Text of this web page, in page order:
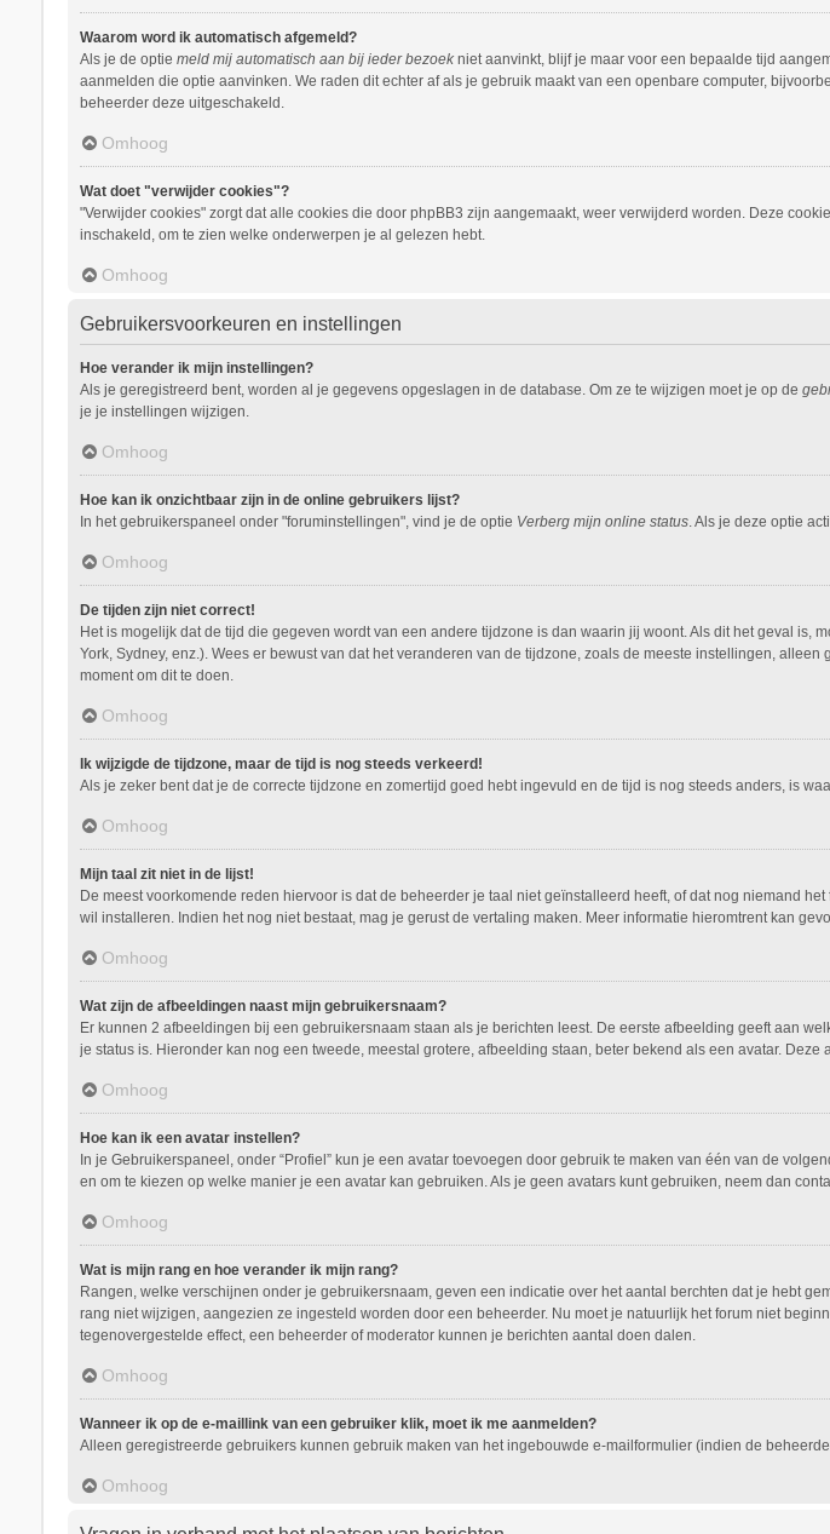
Waarom word ik automatisch afgemeld?
Als je de optie meld mij automatisch aan bij ieder bezoekniet aanvinkt, blijf je maar voor een bepaalde tijd
aanmelden die optie aanvinken. We raden dit echter af als je gebruik maakt van een openbare computer,
beheerder deze uitgeschakeld.
Omhoog
Wat doet "verwijder cookies"?
"Verwijder cookies" zorgt dat alle cookies die door phpBB3 zijn aangemaakt, weer verwijderd worden. Deze
inschakeld, om te zien welke onderwerpen je al gelezen hebt.
Omhoog
Gebruikersvoorkeuren en instellingen
Hoe verander ik mijn instellingen?
Als je geregistreerd bent, worden al je gegevens opgeslagen in de database. Om ze te wijzigen moet je op de
je je instellingen wijzigen.
Omhoog
Hoe kan ik onzichtbaar zijn in de online gebruikers lijst?
In het gebruikerspaneel onder "foruminstellingen", vind je de optie Verberg mijn online status. Als je deze optie
Omhoog
De tijden zijn niet correct!
Het is mogelijk dat de tijd die gegeven wordt van een andere tijdzone is dan waarin jij woont. Als dit het geval
York, Sydney, enz.). Wees er bewust van dat het veranderen van de tijdzone, zoals de meeste instellingen,
moment om dit te doen.
Omhoog
Ik wijzigde de tijdzone, maar de tijd is nog steeds verkeerd!
Als je zeker bent dat je de correcte tijdzone en zomertijd goed hebt ingevuld en de tijd is nog steeds anders, is
Omhoog
Mijn taal zit niet in de lijst!
De meest voorkomende reden hiervoor is dat de beheerder je taal niet geïnstalleerd heeft, of dat nog niemand
wil installeren. Indien het nog niet bestaat, mag je gerust de vertaling maken. Meer informatie hieromtrent kan
Omhoog
Wat zijn de afbeeldingen naast mijn gebruikersnaam?
Er kunnen 2 afbeeldingen bij een gebruikersnaam staan als je berichten leest. De eerste afbeelding geeft aan
je status is. Hieronder kan nog een tweede, meestal grotere, afbeelding staan, beter bekend als een avatar.
Omhoog
Hoe kan ik een avatar instellen?
In je Gebruikerspaneel, onder “Profiel” kun je een avatar toevoegen door gebruik te maken van één van de
en om te kiezen op welke manier je een avatar kan gebruiken. Als je geen avatars kunt gebruiken, neem dan
Omhoog
Wat is mijn rang en hoe verander ik mijn rang?
Rangen, welke verschijnen onder je gebruikersnaam, geven een indicatie over het aantal berchten dat je hebt
rang niet wijzigen, aangezien ze ingesteld worden door een beheerder. Nu moet je natuurlijk het forum niet
tegenovergestelde effect, een beheerder of moderator kunnen je berichten aantal doen dalen.
Omhoog
Wanneer ik op de e-maillink van een gebruiker klik, moet ik me aanmelden?
Alleen geregistreerde gebruikers kunnen gebruik maken van het ingebouwde e-mailformulier (indien de
Omhoog